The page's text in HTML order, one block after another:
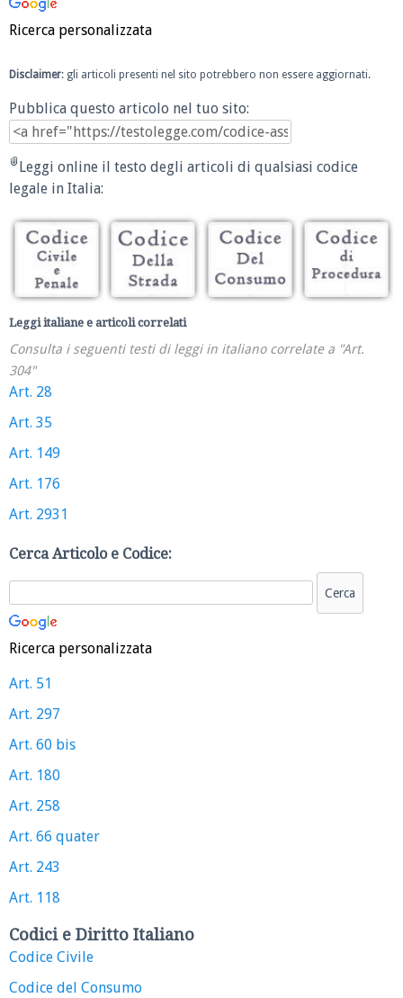
Ricerca personalizzata
Disclaimer: gli articoli presenti nel sito potrebbero non essere aggiornati.
Pubblica questo articolo nel tuo sito:
Leggi online il testo degli articoli di qualsiasi codice
legale in Italia:
Leggi italiane e articoli correlati
Consulta i seguenti testi di leggi in italiano correlate a "Art.
304"
Art. 28
Art. 35
Art. 149
Art. 176
Art. 2931
Cerca Articolo e Codice:
Ricerca personalizzata
Art. 51
Art. 297
Art. 60 bis
Art. 180
Art. 258
Art. 66 quater
Art. 243
Art. 118
Codici e Diritto Italiano
Codice Civile
Codice del Consumo